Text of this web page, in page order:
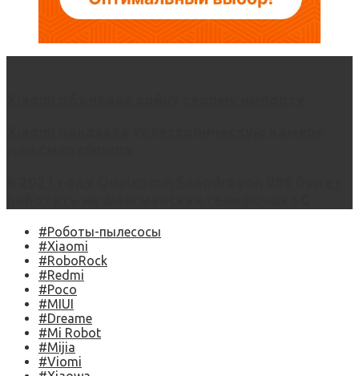
#Роботы-пылесосы
#Xiaomi
#RoboRock
#Redmi
#Poco
#MIUI
#Dreame
#Mi Robot
#Mijia
#Viomi